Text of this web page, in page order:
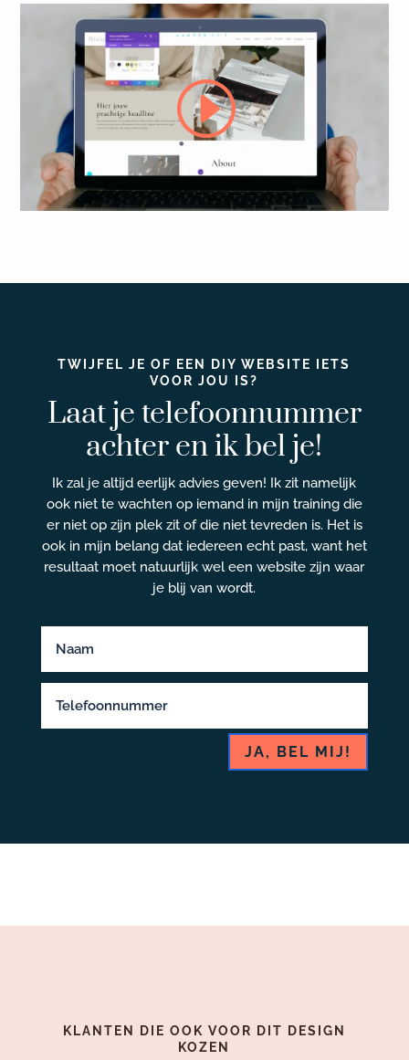
TWIJFEL JE OF EEN DIY WEBSITE IETS
VOOR JOU IS?
Laat je telefoonnummer
achter en ik bel je!
Ik zal je altijd eerlijk advies geven! Ik zit namelijk
ook niet te wachten op iemand in mijn training die
er niet op zijn plek zit of die niet tevreden is. Het is
ook in mijn belang dat iedereen echt past, want het
resultaat moet natuurlijk wel een website zijn waar
je blij van wordt.
JA, BEL MIJ!
KLANTEN DIE OOK VOOR DIT DESIGN
KOZEN